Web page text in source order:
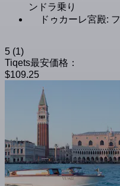
ンドラ乗り
ドゥカーレ宮殿:
5 (1)
Tiqets最安価格：
$109.25